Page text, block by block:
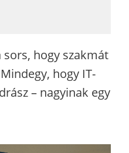
hogy szakmát
hogy IT-
– nagyinak egy